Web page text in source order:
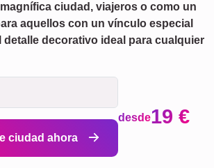
ciudad, viajeros o como un
aquellos con un vínculo especial
detalle decorativo ideal para cualquier
ciudad ahora
desde19 €